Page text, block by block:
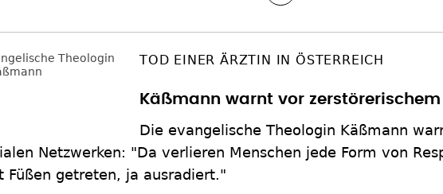
TOD EINER ÄRZTIN IN ÖSTERREICH
Käßmann warnt vor zerstörerischem
Die evangelische Theologin Käßmann
Netzwerken: "Da verlieren Menschen jede Form von
Füßen getreten, ja ausradiert."